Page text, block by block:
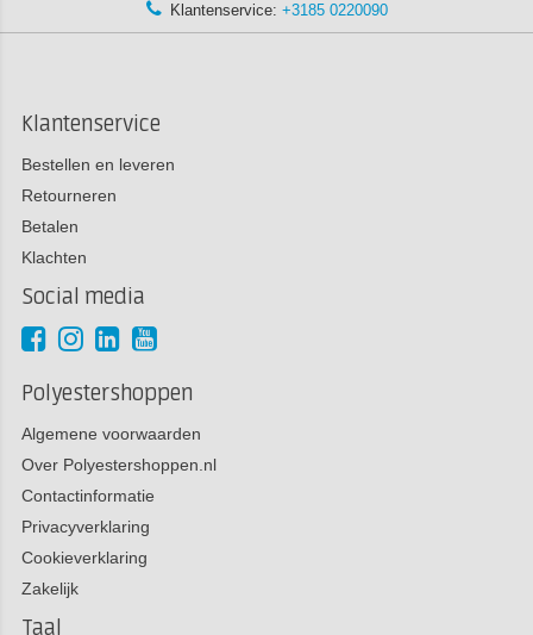
Klantenservice: +3185 0220090
Klantenservice
Bestellen en leveren
Retourneren
Betalen
Klachten
Social media
Polyestershoppen
Algemene voorwaarden
Over Polyestershoppen.nl
Contactinformatie
Privacyverklaring
Cookieverklaring
Zakelijk
Taal